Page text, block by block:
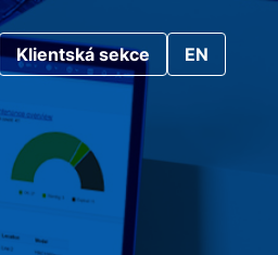
Klientská sekce EN